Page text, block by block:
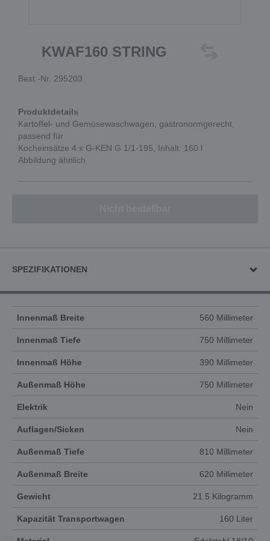
KWAF160 STRING
Best.-Nr. 295203
Produktdetails
Kartoffel- und Gemüsewaschwagen, gastronormgerecht,
passend für
Kocheinsätze 4 x G-KEN G 1/1-195, Inhalt: 160 l
Abbildung ähnlich
SPEZIFIKATIONEN
Innenmaß Breite 560 Millimeter
Innenmaß Tiefe 750 Millimeter
Innenmaß Höhe 390 Millimeter
Außenmaß Höhe 750 Millimeter
Elektrik Nein
Auflagen/Sicken Nein
Außenmaß Tiefe 810 Millimeter
Außenmaß Breite 620 Millimeter
Gewicht 21.5 Kilogramm
Kapazität Transportwagen 160 Liter